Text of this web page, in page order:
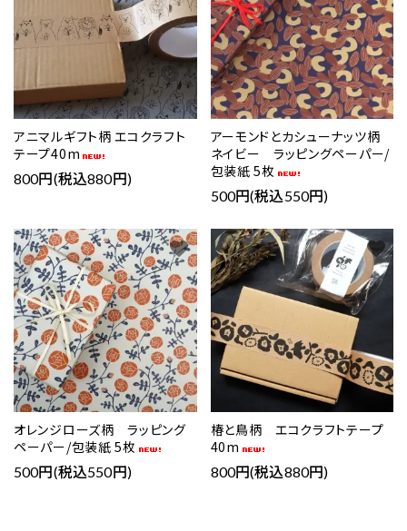
アニマルギフト柄 エコクラフト
テープ40m
800円(税込880円)
アーモンドとカシューナッツ柄
ネイビー ラッピングペーパー/
包装紙 5枚
500円(税込550円)
オレンジローズ柄 ラッピング
ペーパー/包装紙 5枚
500円(税込550円)
favorite
椿と鳥柄 エコクラフトテープ
40m
800円(税込880円)
favorite